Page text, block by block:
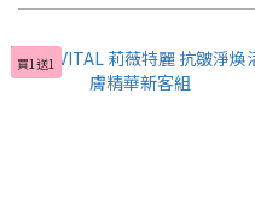
買1送1